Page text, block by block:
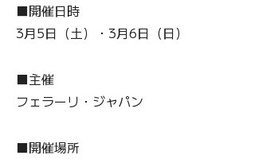
■開催日時
3月5日（土）・3月6日（日）
■主催
フェラーリ・ジャパン
■開催場所